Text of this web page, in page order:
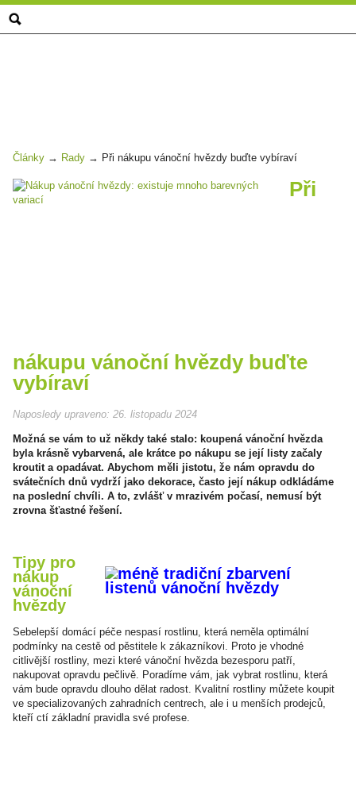
Zahrada
-
Články → Rady → Při nákupu vánoční hvězdy buďte vybíraví
Při
nákupu vánoční hvězdy buďte
vybíraví
Naposledy upraveno: 26. listopadu 2024
Možná se vám to už někdy také stalo: koupená vánoční hvězda
byla krásně vybarvená, ale krátce po nákupu se její listy začaly
kroutit a opadávat. Abychom měli jistotu, že nám opravdu do
svátečních dnů vydrží jako dekorace, často její nákup odkládáme
na poslední chvíli. A to, zvlášť v mrazivém počasí, nemusí být
zrovna šťastné řešení.
Tipy pro
nákup
vánoční
hvězdy
Sebelepší domácí péče nespasí rostlinu, která neměla optimální
podmínky na cestě od pěstitele k zákazníkovi. Proto je vhodné
citlivější rostliny, mezi které vánoční hvězda bezesporu patří,
nakupovat opravdu pečlivě. Poradíme vám, jak vybrat rostlinu, která
vám bude opravdu dlouho dělat radost. Kvalitní rostliny můžete koupit
ve specializovaných zahradních centrech, ale i u menších prodejců,
kteří ctí základní pravidla své profese.